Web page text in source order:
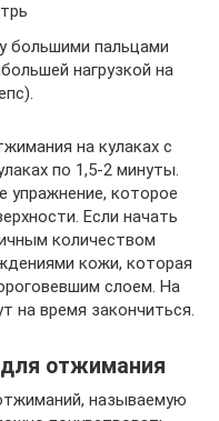
большими пальцами
нагрузкой на
на кулаках с
по 1,5-2 минуты.
упражнение, которое
Если начать
количеством
кожи, которая
слоем. На
на время закончиться.
отжимания
называемую